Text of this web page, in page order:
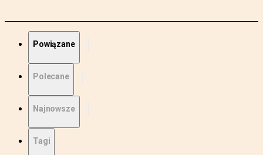
Powiązane
Polecane
Najnowsze
Tagi